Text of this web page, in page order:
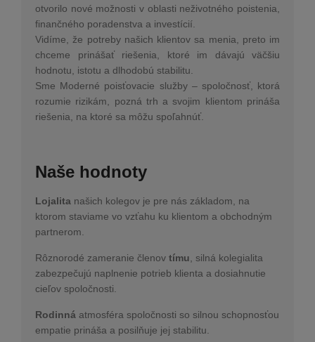
otvorilo nové možnosti v oblasti neživotného poistenia,
finančného poradenstva a investícií.
Vidíme, že potreby našich klientov sa menia, preto im
chceme prinášať riešenia, ktoré im dávajú väčšiu
hodnotu, istotu a dlhodobú stabilitu.
Sme Moderné poisťovacie služby – spoločnosť, ktorá
rozumie rizikám, pozná trh a svojim klientom prináša
riešenia, na ktoré sa môžu spoľahnúť.
Naše hodnoty
Lojalita našich kolegov je pre nás základom, na
ktorom staviame vo vzťahu ku klientom a obchodným
partnerom.
Rôznorodé zameranie členov tímu , silná kolegialita
zabezpečujú naplnenie potrieb klienta a dosiahnutie
cieľov spoločnosti.
Rodinná atmosféra spoločnosti so silnou schopnosťou
empatie prináša a posilňuje jej stabilitu.